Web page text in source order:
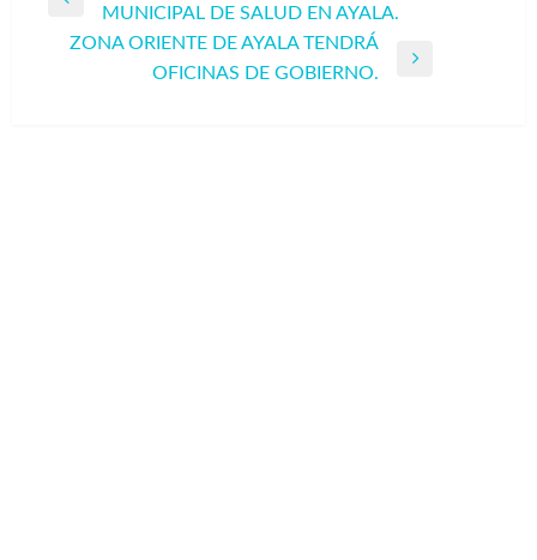
entradas
Entrada
anterior
MUNICIPAL DE SALUD EN AYALA.
ZONA ORIENTE DE AYALA TENDRÁ
OFICINAS DE GOBIERNO.